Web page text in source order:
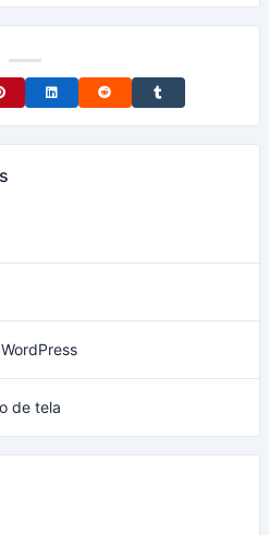
Twitteron Pinterest
Share on LinkedIn
Share on RedditShare on Tumblr
de tela